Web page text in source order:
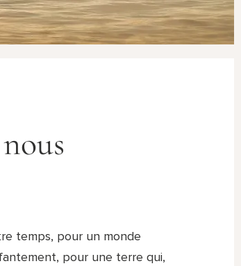
temps, pour un monde
pour une terre qui,